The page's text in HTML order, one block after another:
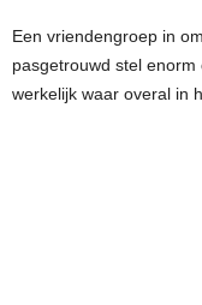
Een vriendengroep in
pasgetrouwd stel
werkelijk waar overal in